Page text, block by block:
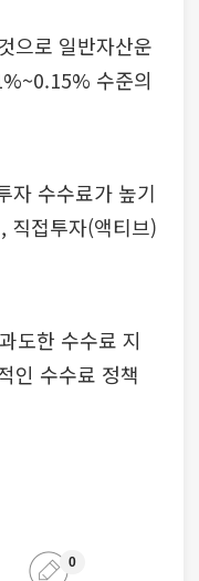
으로 일반자산운
수준의
자 수수료가 높기
직접투자(액티브)
도한 수수료 지
인 수수료 정책
0